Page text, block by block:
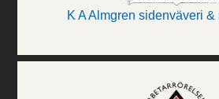
K A Almgren sidenväveri &